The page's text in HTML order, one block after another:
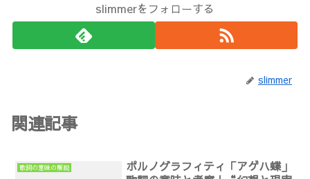
slimmerをフォローする
slimmer
関連記事
歌詞の意味の解説
ポルノグラフィティ「アゲハ蝶」